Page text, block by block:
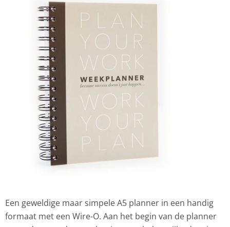
Een geweldige maar simpele A5 planner in een handig
formaat met een Wire-O. Aan het begin van de planner